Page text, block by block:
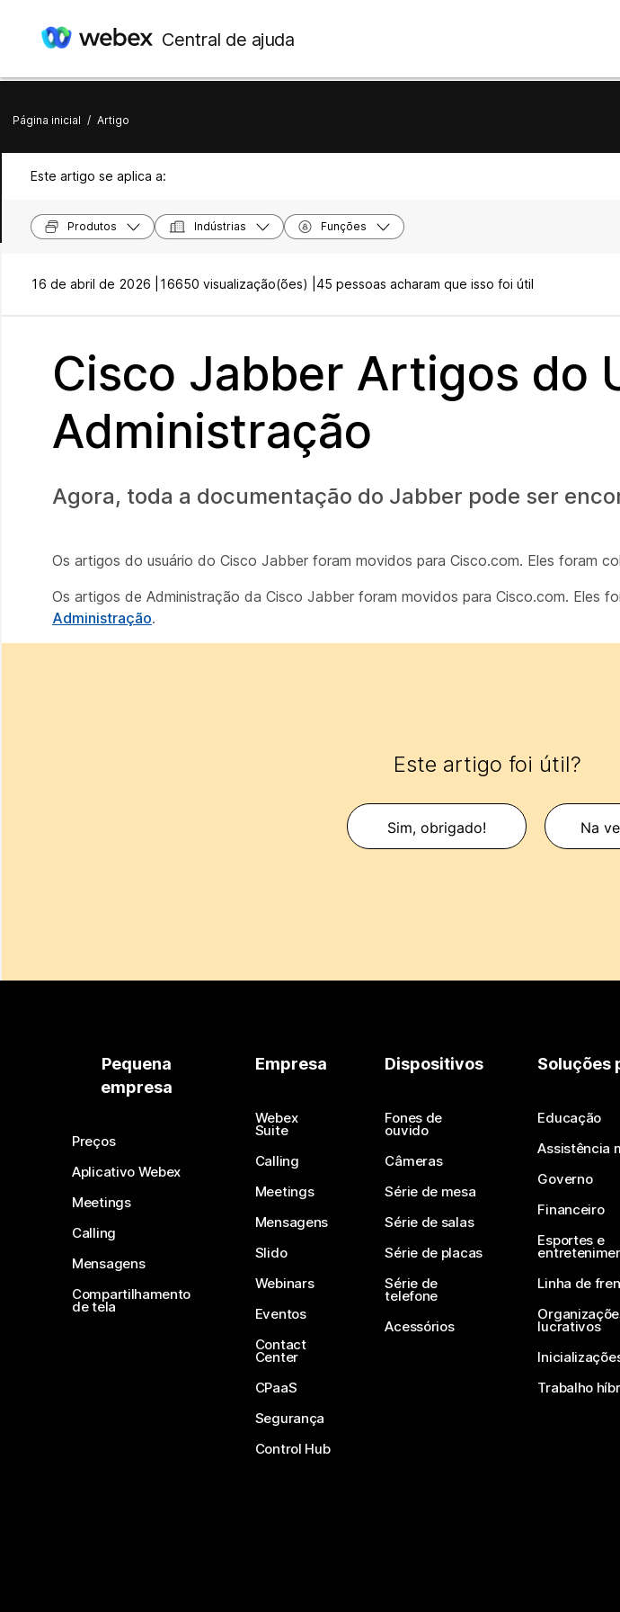
Central de ajuda
Página inicial / Artigo
Este artigo se aplica a:
Produtos Indústrias Funções
16 de abril de 2026 | 16650 visualização(ões) | 45 pessoas acharam que isso foi útil
Cisco Jabber Artigos do
Administração
Agora, toda a documentação do Jabber pode ser
Os artigos do usuário do Cisco Jabber foram movidos para Cisco.com. Eles foram
Os artigos de Administração da Cisco Jabber foram movidos para Cisco.com. Eles
Administração.
Este artigo foi útil?
Sim, obrigado! Na
Pequena
empresa
Preços
Aplicativo Webex
Meetings
Calling
Mensagens
Compartilhamento
de tela
Empresa
Webex
Suite
Calling
Meetings
Mensagens
Slido
Webinars
Eventos
Contact
Center
CPaaS
Segurança
Control Hub
Dispositivos
Fones de
ouvido
Câmeras
Série de mesa
Série de salas
Série de placas
Série de
telefone
Acessórios
Soluções
Educação
Assistência
Governo
Financeiro
Esportes e
Linha de
lucrativos
Trabalho